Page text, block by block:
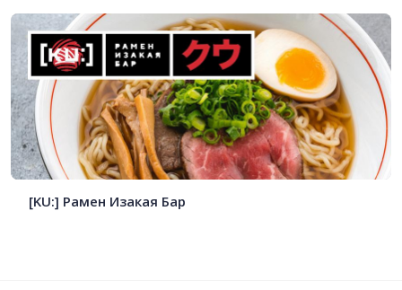
[KU:] Рамен Изакая Бар